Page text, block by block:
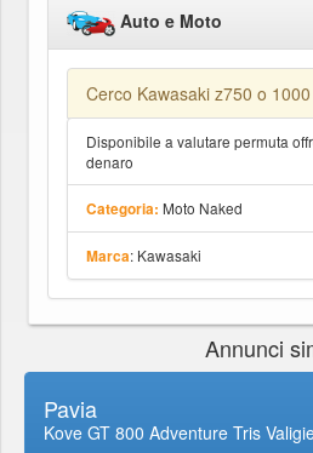
Auto e Moto
Cerco Kawasaki z750 o 1000
Disponibile a valutare permuta
denaro
Categoria: Moto Naked
Marca: Kawasaki
Annunci
Pavia
Kove GT 800 Adventure Tris